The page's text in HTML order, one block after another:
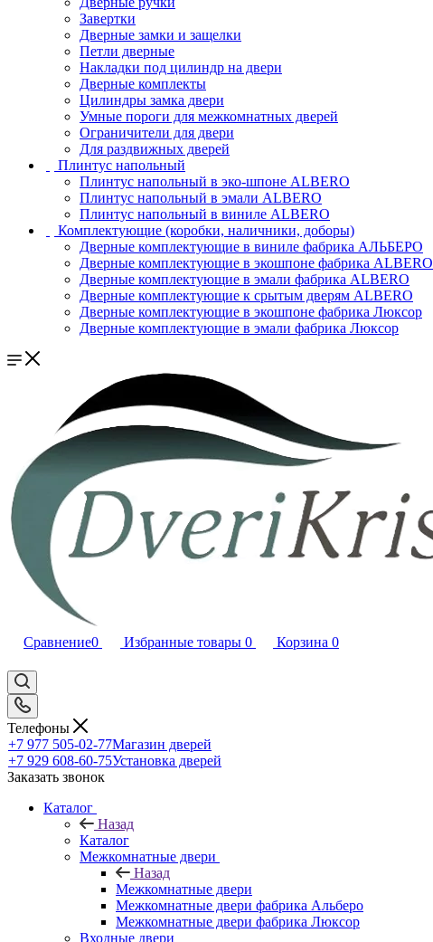
Завертки
Дверные замки и защелки
Петли дверные
Накладки под цилиндр на двери
Дверные комплекты
Цилиндры замка двери
Умные пороги для межкомнатных дверей
Ограничители для двери
Для раздвижных дверей
Плинтус напольный
Плинтус напольный в эко-шпоне ALBERO
Плинтус напольный в эмали ALBERO
Плинтус напольный в виниле ALBERO
Комплектующие (коробки, наличники, доборы)
Дверные комплектующие в виниле фабрика АЛЬБЕРО
Дверные комплектующие в экошпоне фабрика ALBERO
Дверные комплектующие в эмали фабрика ALBERO
Дверные комплектующие к срытым дверям ALBERO
Дверные комплектующие в экошпоне фабрика Люксор
Дверные комплектующие в эмали фабрика Люксор
Сравнение0 Избранные товары 0 Корзина 0
Телефоны
+7 977 505-02-77Магазин дверей
+7 929 608-60-75Установка дверей
Заказать звонок
Каталог
Назад
Каталог
Межкомнатные двери
Назад
Межкомнатные двери
Межкомнатные двери фабрика Альберо
Межкомнатные двери фабрика Люксор
Входные двери